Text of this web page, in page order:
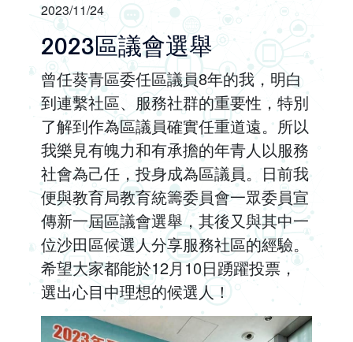
2023/11/24
2023區議會選舉
曾任葵青區委任區議員8年的我，明白
到連繫社區、服務社群的重要性，特別
了解到作為區議員確實任重道遠。所以
我樂見有魄力和有承擔的年青人以服務
社會為己任，投身成為區議員。日前我
便與教育局教育統籌委員會一眾委員宣
傳新一屆區議會選舉，其後又與其中一
位沙田區候選人分享服務社區的經驗。
希望大家都能於12月10日踴躍投票，
選出心目中理想的候選人！